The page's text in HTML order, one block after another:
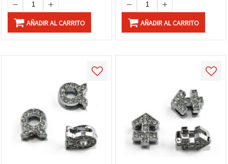
AÑADIR AL CARRITO AÑADIR AL CARRITO